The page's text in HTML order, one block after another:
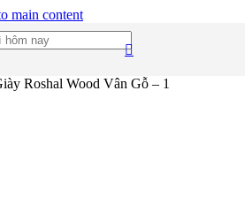
main content
Roshal Wood Vân Gỗ – 1